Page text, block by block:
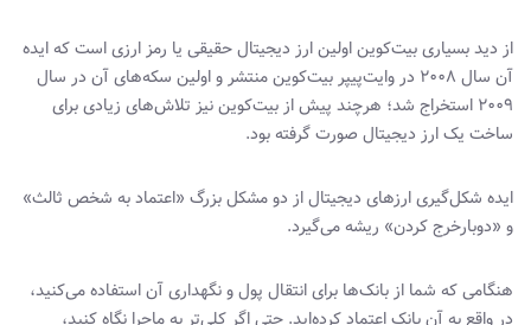
از دید بسیاری بیت‌کوین اولین ارز دیجیتال حقیقی یا رمز ارزی است که ایده
آن سال ۲۰۰۸ در وایت‌پیپر بیت‌کوین منتشر و اولین سکه‌های آن در سال
۲۰۰۹ استخراج شد؛ هرچند پیش از بیت‌کوین نیز تلاش‌های زیادی برای
ساخت یک ارز دیجیتال صورت گرفته بود.
ایده شکل‌گیری ارزهای دیجیتال از دو مشکل بزرگ «اعتماد به شخص ثالث»
و «دوبار‌خرج کردن» ریشه می‌گیرد.
هنگامی که شما از بانک‌ها برای انتقال پول و نگهداری آن استفاده می‌کنید،
در واقع به آن بانک اعتماد کرده‌اید. حتی اگر کلی‌تر به ماجرا نگاه کنید،